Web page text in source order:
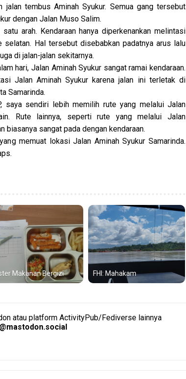
jalan tembus Aminah Syukur. Semua gang tersebut
dengan Jalan Muso Salim.
arah. Kendaraan hanya diperkenankan melintasi
selatan. Hal tersebut disebabkan padatnya arus lalu
di jalan-jalan sekitarnya.
hari, Jalan Aminah Syukur sangat ramai kendaraan.
Jalan Aminah Syukur karena jalan ini terletak di
Samarinda.
saya sendiri lebih memilih rute yang melalui Jalan
Rute lainnya, seperti rute yang melalui Jalan
biasanya sangat pada dengan kendaraan.
memuat lokasi Jalan Aminah Syukur Samarinda.
Makanan Bergizi FHI: Mahakam
atau platform ActivityPub/Fediverse lainnya